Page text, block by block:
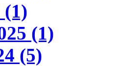
(1)
(5)